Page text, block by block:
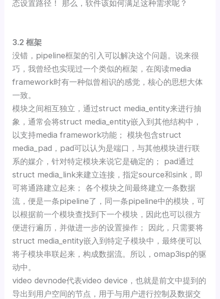
态设置路径！ 那么，软件该如何满足这种需求呢？
3.2 框架
没错，pipeline框架的引入可以解决这个问题。说来很
巧，我曾经也实现过一个类似的框架，在阅读media
framework时有一种似曾相识的感觉，核心的思想大体
一致。
模块之间相互独立，通过struct media_entity来进行抽
象，通常会将struct media_entity嵌入到其他结构中，
以支持media framework功能； 模块包含struct
media_pad，pad可以认为是端口，与其他模块进行联
系的媒介，针对特定模块来说它是确定的； pad通过
struct media_link来建立连接，指定source和sink，即
可将通路建立起来； 各个模块之间最终建立一条数据
流，便是一条pipeline了，同一条pipeline中的模块，可
以根据前一个模块查找到下一个模块，因此也可以很方
便进行遍历，并做进一步的设置操作； 因此，只需要将
struct media_entity嵌入到特定子模块中，最终便可以
将子模块串联起来，构成数据流。所以，omap3isp的驱
动中。
video devnode代表video device，也就是前文中提到的
导出到用户空间的节点，用于与用户进行控制及数据交